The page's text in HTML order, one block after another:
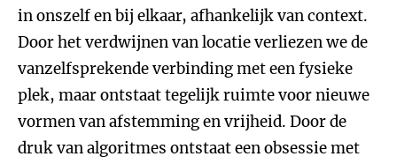
in onszelf en bij elkaar, afhankelijk van context.
Door het verdwijnen van locatie verliezen we de
vanzelfsprekende verbinding met een fysieke
plek, maar ontstaat tegelijk ruimte voor nieuwe
vormen van afstemming en vrijheid. Door de
druk van algoritmes ontstaat een obsessie met